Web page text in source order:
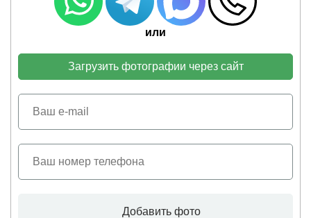
или
Загрузить фотографии через сайт
Добавить фото